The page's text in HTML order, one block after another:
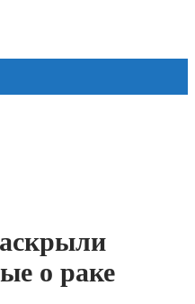
о раке